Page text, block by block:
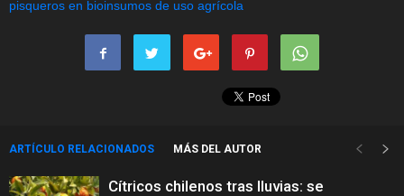
ARTÍCULO RELACIONADOS MÁS DEL AUTOR
Cítricos chilenos tras lluvias: se